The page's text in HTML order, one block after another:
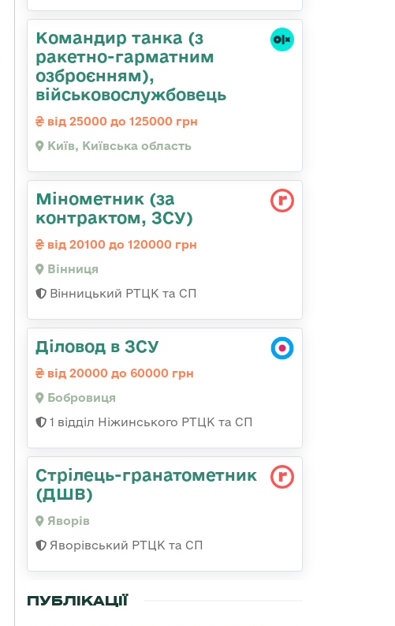
Командиp танка (з
pакетно-гарматним
озброєнням),
військовослужбовець
від 25000 до 125000 грн
Київ, Київська область
Мінометник (за
контрактом, ЗСУ)
від 20100 до 120000 грн
Вінниця
Вінницький РТЦК та СП
Діловод в ЗСУ
від 20000 до 60000 грн
Бобровиця
1 відділ Ніжинського РТЦК та СП
Стрілець-гранатометник
(ДШВ)
Яворів
Яворівський РТЦК та СП
ПУБЛІКАЦІЇ